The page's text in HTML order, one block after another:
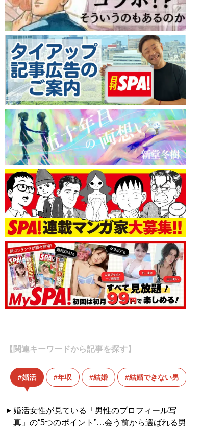
【関連キーワードから記事を探す】
婚活 年収 結婚 結婚できない男
婚活女性が見ている「男性のプロフィール写
真」の“5つのポイント”…会う前から選ばれる男